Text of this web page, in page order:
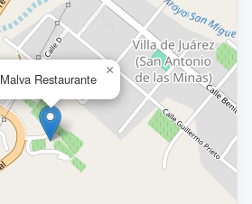
Malva Restaurante
×